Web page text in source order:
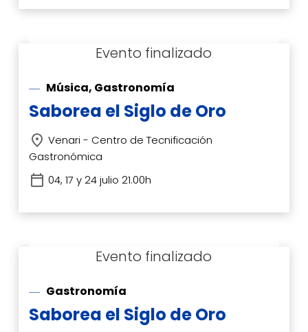
Música, Gastronomía
Saborea el Siglo de Oro
Venari - Centro de Tecnificación
Gastronómica
04, 17 y 24 julio 21.00h
Gastronomía
Saborea el Siglo de Oro